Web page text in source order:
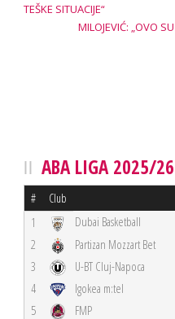
TEŠKE SITUACIJE“
MILOJEVIĆ: „OVO
ABA LIGA 2025/
# Club
1 Dubai Basketball
2
Partizan Mozzart Bet
3
U-BT Cluj-Napoca
4
Igokea m:tel
5
FMP